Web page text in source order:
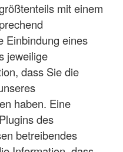
mit einem
Einbindung eines
jeweilige
dass Sie die
haben. Eine
des
betreibendes